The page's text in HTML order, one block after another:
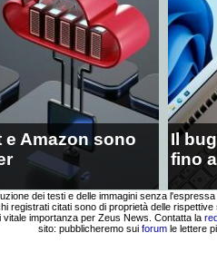
e Amazon sono
Il
fino
dei testi e delle immagini senza
registrati citati sono di proprietà delle
vitale importanza per Zeus News. Contatta la
sito: pubblicheremo sui forum le lettere